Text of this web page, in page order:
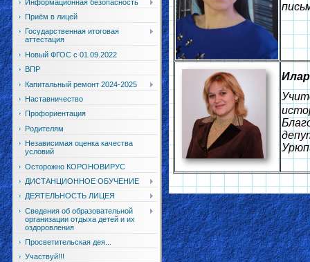
Информационная безопасность
Приём в лицей
Государственная итоговая
аттестация
Новый ФГОС с 01.09.2022
ВПР
Капитальный ремонт 2024-2025
Наставничество
Профориентация
Родителям
Независимая оценка качества
условий
Осторожно КОРОНОВИРУС
ДИСТАНЦИОННОЕ ОБУЧЕНИЕ
ДЕЯТЕЛЬНОСТЬ ЛИЦЕЯ
Сведения об образовательной
организации отдыха детей и их
оздоровления
Просветительская дея...
Участвуй!!!